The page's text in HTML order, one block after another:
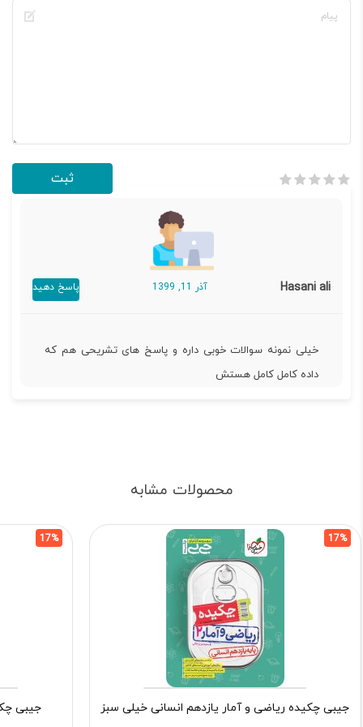
Hasani ali آذر 11, 1399 پاسخ دهید
خیلی نمونه سوالات خوبی داره و پاسخ های تشریحی هم که
داده کامل کامل هستش
محصولات مشابه
17%
جیبی چکیده ریاضی و آمار یازدهم انسانی خیلی سبز
17%
جیبی